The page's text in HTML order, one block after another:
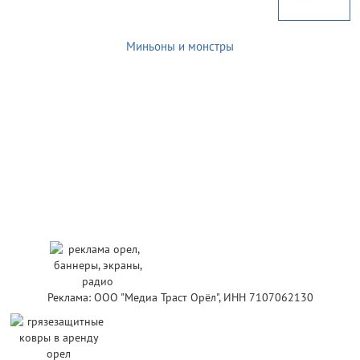
Миньоны и монстры
Реклама: ООО "Медиа Траст Орёл", ИНН 7107062130